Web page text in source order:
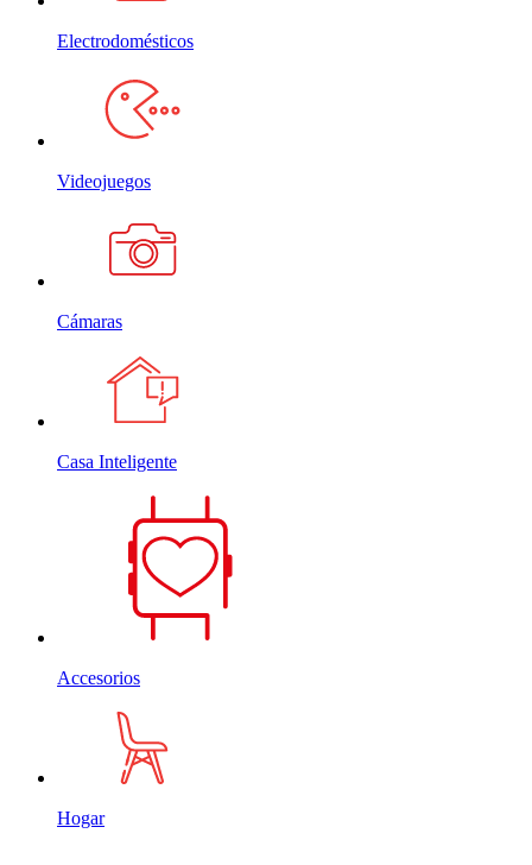
Electrodomésticos
Videojuegos
Cámaras
Casa Inteligente
Accesorios
Hogar